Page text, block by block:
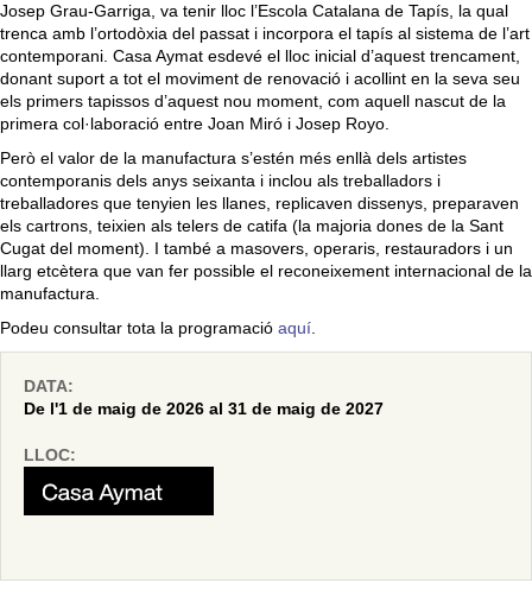
Josep Grau-Garriga, va tenir lloc l’Escola Catalana de Tapís, la qual
trenca amb l’ortodòxia del passat i incorpora el tapís al sistema de l’art
contemporani. Casa Aymat esdevé el lloc inicial d’aquest trencament,
donant suport a tot el moviment de renovació i acollint en la seva seu
els primers tapissos d’aquest nou moment, com aquell nascut de la
primera col·laboració entre Joan Miró i Josep Royo.
Però el valor de la manufactura s’estén més enllà dels artistes
contemporanis dels anys seixanta i inclou als treballadors i
treballadores que tenyien les llanes, replicaven dissenys, preparaven
els cartrons, teixien als telers de catifa (la majoria dones de la Sant
Cugat del moment). I també a masovers, operaris, restauradors i un
llarg etcètera que van fer possible el reconeixement internacional de la
manufactura.
Podeu consultar tota la programació aquí
DATA:
De l'1 de maig de 2026 al 31 de maig de 2027
LLOC: